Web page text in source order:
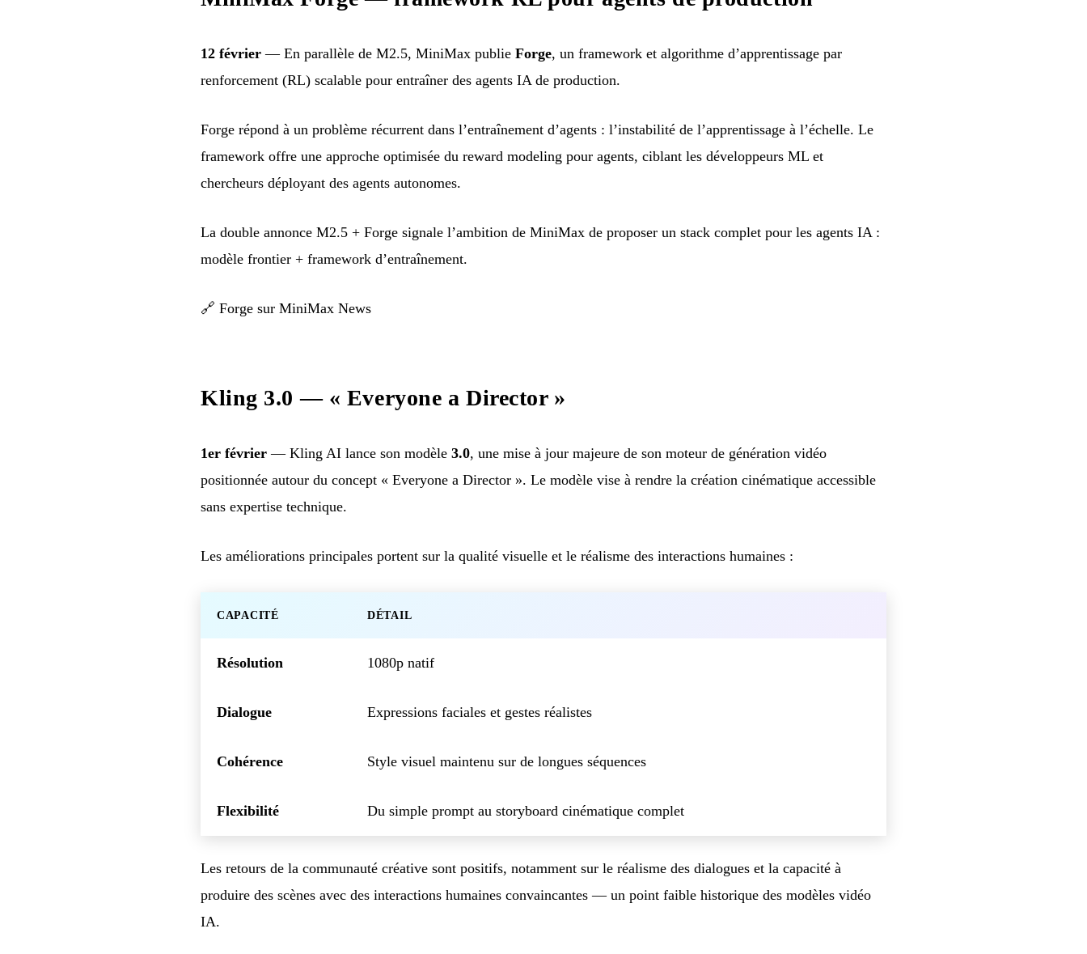
12 février — En parallèle de M2.5, MiniMax publie Forge, un framework et algorithme d’apprentissage par
renforcement (RL) scalable pour entraîner des agents IA de production.
Forge répond à un problème récurrent dans l’entraînement d’agents : l’instabilité de l’apprentissage à l’échelle. Le
framework offre une approche optimisée du reward modeling pour agents, ciblant les développeurs ML et
chercheurs déployant des agents autonomes.
La double annonce M2.5 + Forge signale l’ambition de MiniMax de proposer un stack complet pour les agents IA :
modèle frontier + framework d’entraînement.
🔗 Forge sur MiniMax News
Kling 3.0 — « Everyone a Director »
1er février — Kling AI lance son modèle 3.0, une mise à jour majeure de son moteur de génération vidéo
positionnée autour du concept « Everyone a Director ». Le modèle vise à rendre la création cinématique accessible
sans expertise technique.
Les améliorations principales portent sur la qualité visuelle et le réalisme des interactions humaines :
CAPACITÉ DÉTAIL
Résolution 1080p natif
Dialogue Expressions faciales et gestes réalistes
Cohérence Style visuel maintenu sur de longues séquences
Flexibilité Du simple prompt au storyboard cinématique complet
Les retours de la communauté créative sont positifs, notamment sur le réalisme des dialogues et la capacité à
produire des scènes avec des interactions humaines convaincantes — un point faible historique des modèles vidéo
IA.